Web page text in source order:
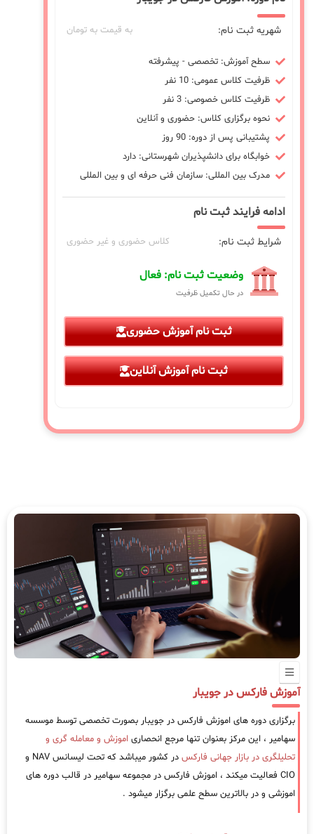
شهریه ثبت نام: به قیمت به تومان
سطح آموزش: تخصصی - پیشرفته
ظرفیت کلاس عمومی: 10 نفر
ظرفیت کلاس خصوصی: 3 نفر
نحوه برگزاری کلاس: حضوری و آنلاین
پشتیبانی پس از دوره: 90 روز
خوابگاه برای دانشپذیران شهرستانی: دارد
مدرک بین المللی: سازمان فنی حرفه ای و بین المللی
ادامه فرایند ثبت نام
شرایط ثبت نام: کلاس حضوری و غیر حضوری
وضعیت ثبت نام: فعال
در حال تکمیل ظرفیت
ثبت نام آموزش حضوری
ثبت نام آموزش آنلاین
آموزش فارکس در جویبار
برگزاری دوره های اموزش فارکس در جویبار بصورت تخصصی توسط موسسه
سهامیر ، این مرکز بعنوان تنها مرجع انحصاری اموزش و معامله گری و
تحلیلگری در بازار جهانی فارکس
در کشور میباشد که تحت لیسانس NAV و
CIO فعالیت میکند ، اموزش فارکس در مجموعه سهامیر در قالب دوره های
اموزشی و در بالاترین سطح علمی برگزار میشود .